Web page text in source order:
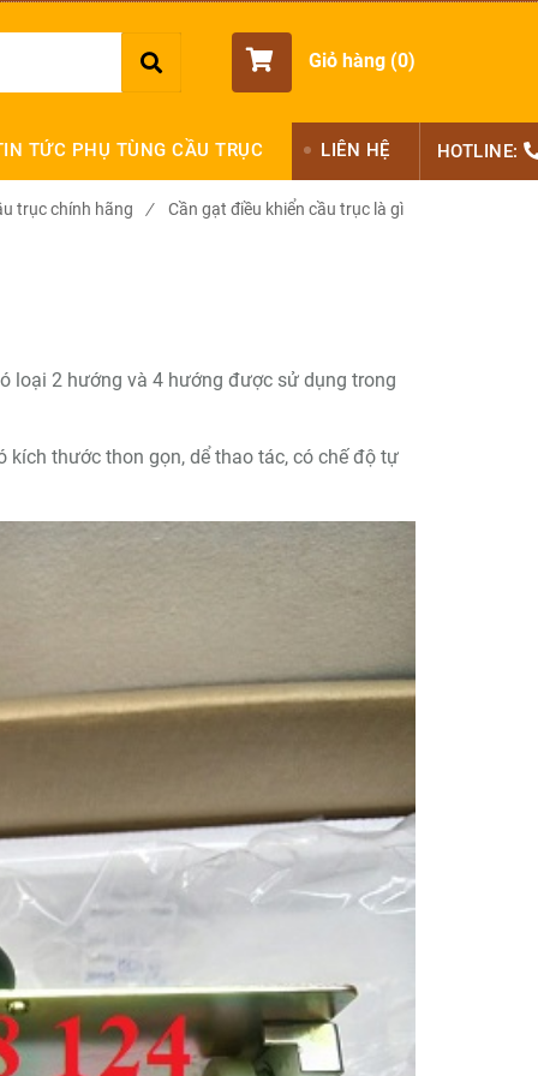
Giỏ hàng (0)
TỨC PHỤ TÙNG CẦU TRỤC LIÊN HỆ HOTLINE:
trục chính hãng / Cần gạt điều khiển cầu trục là gì
loại 2 hướng và 4 hướng được sử dụng trong
thước thon gọn, dể thao tác, có chế độ tự